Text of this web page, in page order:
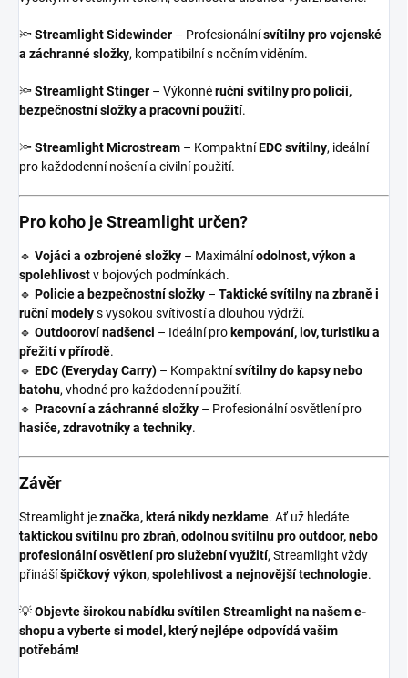
🔦Streamlight Sidewinder – Profesionálnísvítilny pro vojenské
a záchranné složky, kompatibilní s nočním viděním.
🔦Streamlight Stinger – Výkonnéruční svítilny pro policii,
bezpečnostní složky a pracovní použití.
🔦Streamlight Microstream – KompaktníEDC svítilny, ideální
pro každodenní nošení a civilní použití.
Pro koho je Streamlight určen?
🔹 Vojáci a ozbrojené složky – Maximálníodolnost, výkon a
spolehlivostv bojových podmínkách.
🔹 Policie a bezpečnostní složky – Taktické svítilny na zbraně i
ruční modelys vysokou svítivostí a dlouhou výdrží.
🔹 Outdooroví nadšenci – Ideální pro kempování, lov, turistiku a
přežití v přírodě.
🔹 EDC (Everyday Carry) – Kompaktnísvítilny do kapsy nebo
batohu, vhodné pro každodenní použití.
🔹 Pracovní a záchranné složky – Profesionální osvětlení pro
hasiče, zdravotníky a techniky.
Závěr
Streamlight jeznačka, která nikdy nezklame. Ať už hledáte
taktickou svítilnu pro zbraň, odolnou svítilnu pro outdoor, nebo
profesionální osvětlení pro služební využití, Streamlight vždy
přinášíšpičkový výkon, spolehlivost a nejnovější technologie.
💡Objevte širokou nabídku svítilen Streamlight na našem e-
shopu a vyberte si model, který nejlépe odpovídá vašim
potřebám!